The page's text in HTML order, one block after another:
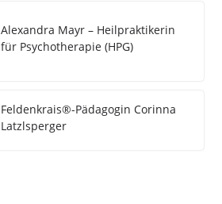
Alexandra Mayr – Heilpraktikerin
für Psychotherapie (HPG)
Feldenkrais®-Pädagogin Corinna
Latzlsperger